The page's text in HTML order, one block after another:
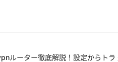
ルーター徹底解説！設定からト